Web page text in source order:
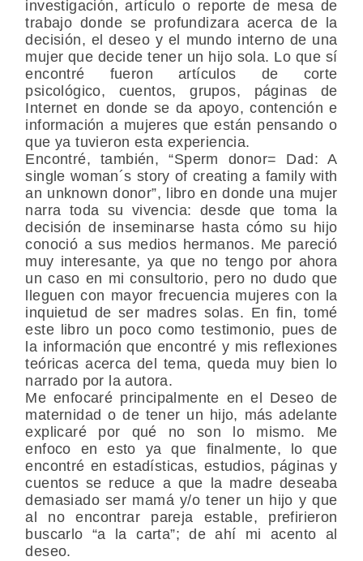
investigación, artículo o reporte de mesa de
trabajo donde se profundizara acerca de la
decisión, el deseo y el mundo interno de una
mujer que decide tener un hijo sola. Lo que sí
encontré fueron artículos de corte
psicológico, cuentos, grupos, páginas de
Internet en donde se da apoyo, contención e
información a mujeres que están pensando o
que ya tuvieron esta experiencia.
Encontré, también, “Sperm donor= Dad: A
single woman´s story of creating a family with
an unknown donor”, libro en donde una mujer
narra toda su vivencia: desde que toma la
decisión de inseminarse hasta cómo su hijo
conoció a sus medios hermanos. Me pareció
muy interesante, ya que no tengo por ahora
un caso en mi consultorio, pero no dudo que
lleguen con mayor frecuencia mujeres con la
inquietud de ser madres solas. En fin, tomé
este libro un poco como testimonio, pues de
la información que encontré y mis reflexiones
teóricas acerca del tema, queda muy bien lo
narrado por la autora.
Me enfocaré principalmente en el Deseo de
maternidad o de tener un hijo, más adelante
explicaré por qué no son lo mismo. Me
enfoco en esto ya que finalmente, lo que
encontré en estadísticas, estudios, páginas y
cuentos se reduce a que la madre deseaba
demasiado ser mamá y/o tener un hijo y que
al no encontrar pareja estable, prefirieron
buscarlo “a la carta”; de ahí mi acento al
deseo.